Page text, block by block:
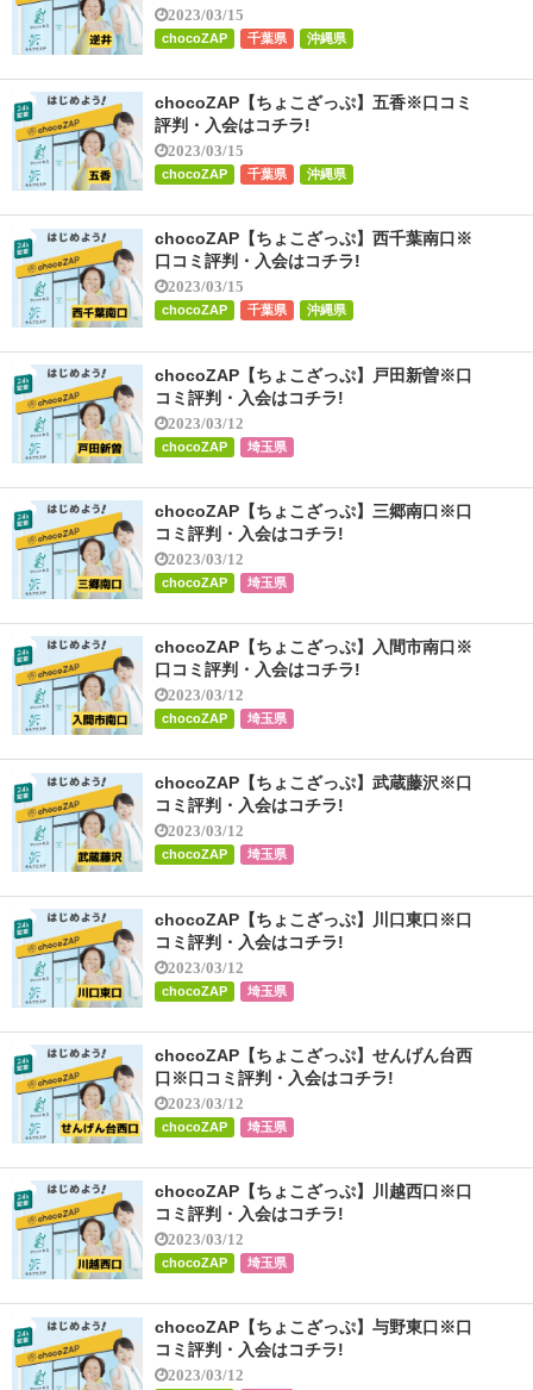
2023/03/15
chocoZAP 千葉県 沖縄県
chocoZAP【ちょこざっぷ】五香※口コミ
評判・入会はコチラ!
2023/03/15
chocoZAP 千葉県 沖縄県
chocoZAP【ちょこざっぷ】西千葉南口※
口コミ評判・入会はコチラ!
2023/03/15
chocoZAP 千葉県 沖縄県
chocoZAP【ちょこざっぷ】戸田新曽※口
コミ評判・入会はコチラ!
2023/03/12
chocoZAP 埼玉県
chocoZAP【ちょこざっぷ】三郷南口※口
コミ評判・入会はコチラ!
2023/03/12
chocoZAP 埼玉県
chocoZAP【ちょこざっぷ】入間市南口※
口コミ評判・入会はコチラ!
2023/03/12
chocoZAP 埼玉県
chocoZAP【ちょこざっぷ】武蔵藤沢※口
コミ評判・入会はコチラ!
2023/03/12
chocoZAP 埼玉県
chocoZAP【ちょこざっぷ】川口東口※口
コミ評判・入会はコチラ!
2023/03/12
chocoZAP 埼玉県
chocoZAP【ちょこざっぷ】せんげん台西
口※口コミ評判・入会はコチラ!
2023/03/12
chocoZAP 埼玉県
chocoZAP【ちょこざっぷ】川越西口※口
コミ評判・入会はコチラ!
2023/03/12
chocoZAP 埼玉県
chocoZAP【ちょこざっぷ】与野東口※口
コミ評判・入会はコチラ!
2023/03/12